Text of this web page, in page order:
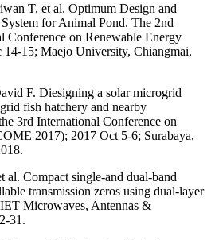
T, et al. Optimum Design and
for Animal Pond. The 2nd
Conference on Renewable Energy
15; Maejo University, Chiangmai,
F. Diesigning a solar microgrid
fish hatchery and nearby
3rd International Conference on
2017); 2017 Oct 5-6; Surabaya,
Compact single-and dual-band
transmission zeros using dual-layer
Microwaves, Antennas &
31.